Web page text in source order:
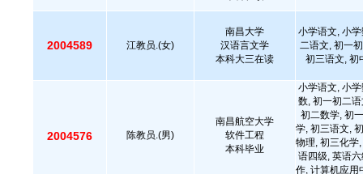
2004589 江教员.(女)
南昌大学
汉语言文学
本科大三在读
小学语文, 小
二语文, 初一
初三语文, 初
2004576 陈教员.(男)
南昌航空大学
软件工程
本科毕业
小学语文, 小
数, 初一初二
初二数学, 初
学, 初三语文,
物理, 初三化学
语四级, 英语
作, 计算机应用